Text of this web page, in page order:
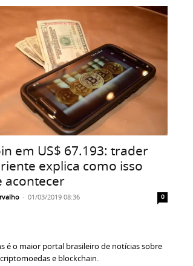
em US$ 67.193: trader
explica como isso
acontecer
- 01/03/2019 08:36 0
é o maior portal brasileiro de notícias sobre
e blockchain.